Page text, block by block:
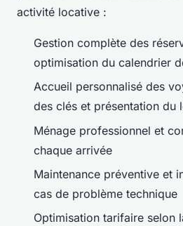
activité locative :
Gestion complète des
optimisation du calendrier
Accueil personnalisé des
des clés et présentation du
Ménage professionnel et
chaque arrivée
Maintenance préventive et
cas de problème technique
Optimisation tarifaire selon